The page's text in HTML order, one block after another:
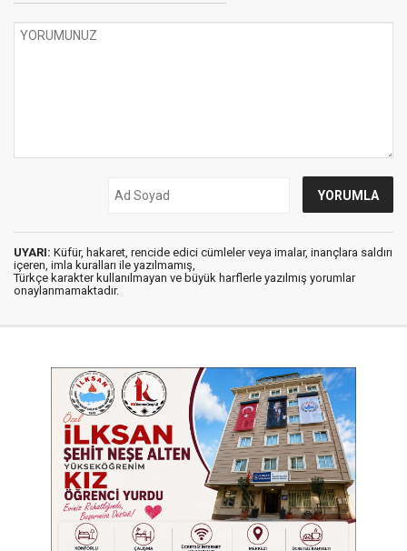
UYARI: Küfür, hakaret, rencide edici cümleler veya imalar, inançlara saldırı
içeren, imla kuralları ile yazılmamış,
Türkçe karakter kullanılmayan ve büyük harflerle yazılmış yorumlar
onaylanmamaktadır.